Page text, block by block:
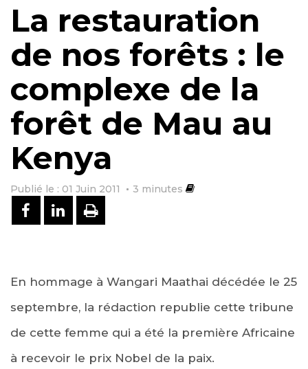
La restauration
de nos forêts : le
complexe de la
forêt de Mau au
Kenya
Publié le : 01 Juin 2011 3 minutes
PARTAGER SUR FACEBOOK
PARTAGER SUR LINKEDIN
IMPRIMER
En hommage à Wangari Maathai décédée le 25
septembre, la rédaction republie cette tribune
de cette femme qui a été la première Africaine
à recevoir le prix Nobel de la paix.